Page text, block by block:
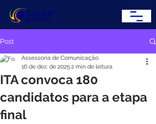
Post
ITA convoca 180
candidatos para a etapa
final
Assessoria de Comunicação
16 de dez. de 2025 2 min de leitura